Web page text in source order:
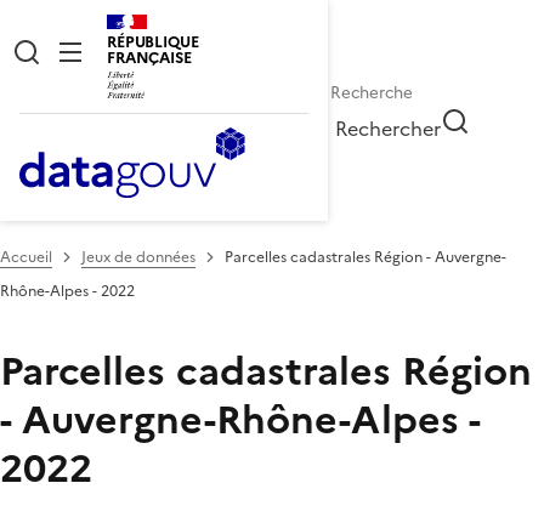
RÉPUBLIQUE
FRANÇAISE
Rechercher
Accueil Jeux de données
Parcelles cadastrales Région - Auvergne-
Rhône-Alpes - 2022
Parcelles cadastrales Région
- Auvergne-Rhône-Alpes -
2022